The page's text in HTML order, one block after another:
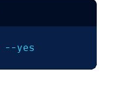
--yes